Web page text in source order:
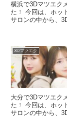
横浜で3Dマツエク
た！ 今回は、ホッ
サロンの中から、
3Dマツエク
大分で3Dマツエク
た！ 今回は、ホッ
サロンの中から、